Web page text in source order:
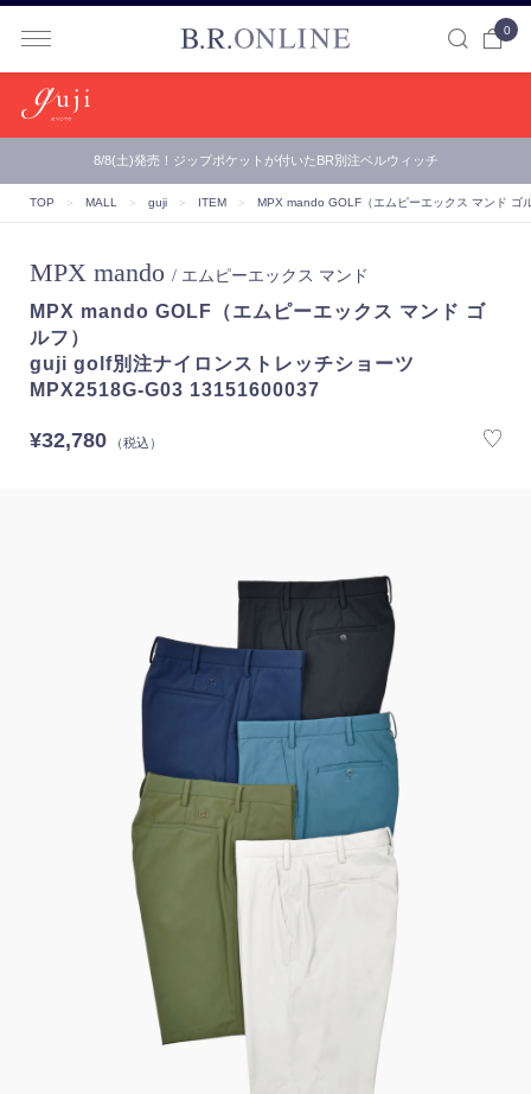
0
8/8(土)発売！ジップポケットが付いたBR別注ベルウィッチ
TOP ＞ MALL ＞ guji ＞ ITEM ＞ MPX mando GOLF（エムピーエックス マンド ゴ
MPX mando / エムピーエックス マンド
MPX mando GOLF（エムピーエックス マンド ゴ
ルフ）
guji golf別注ナイロンストレッチショーツ
MPX2518G-G03 13151600037
¥32,780（税込）